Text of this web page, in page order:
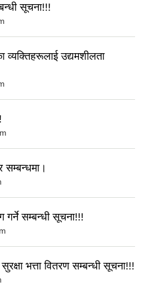
सूचना!!!
व्यक्तिहरूलाई उद्यमशीलता
सम्बन्धमा।
गर्ने सम्बन्धी सूचना!!!
भत्ता वितरण सम्बन्धी सूचना!!!